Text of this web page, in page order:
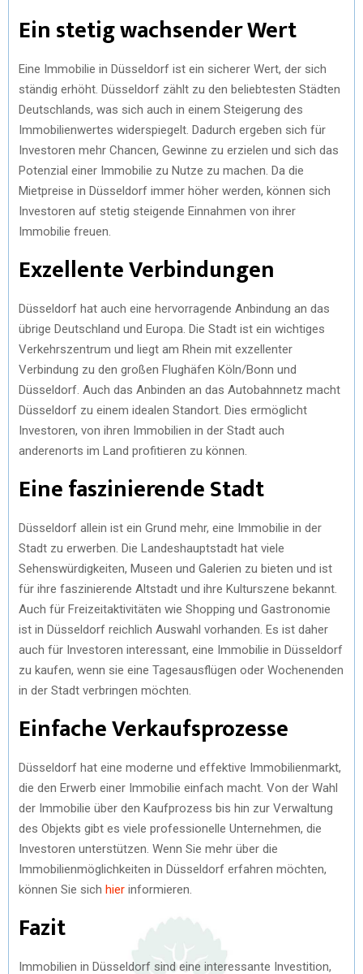
Ein stetig wachsender Wert
Eine Immobilie in Düsseldorf ist ein sicherer Wert, der sich
ständig erhöht. Düsseldorf zählt zu den beliebtesten Städten
Deutschlands, was sich auch in einem Steigerung des
Immobilienwertes widerspiegelt. Dadurch ergeben sich für
Investoren mehr Chancen, Gewinne zu erzielen und sich das
Potenzial einer Immobilie zu Nutze zu machen. Da die
Mietpreise in Düsseldorf immer höher werden, können sich
Investoren auf stetig steigende Einnahmen von ihrer
Immobilie freuen.
Exzellente Verbindungen
Düsseldorf hat auch eine hervorragende Anbindung an das
übrige Deutschland und Europa. Die Stadt ist ein wichtiges
Verkehrszentrum und liegt am Rhein mit exzellenter
Verbindung zu den großen Flughäfen Köln/Bonn und
Düsseldorf. Auch das Anbinden an das Autobahnnetz macht
Düsseldorf zu einem idealen Standort. Dies ermöglicht
Investoren, von ihren Immobilien in der Stadt auch
anderenorts im Land profitieren zu können.
Eine faszinierende Stadt
Düsseldorf allein ist ein Grund mehr, eine Immobilie in der
Stadt zu erwerben. Die Landeshauptstadt hat viele
Sehenswürdigkeiten, Museen und Galerien zu bieten und ist
für ihre faszinierende Altstadt und ihre Kulturszene bekannt.
Auch für Freizeitaktivitäten wie Shopping und Gastronomie
ist in Düsseldorf reichlich Auswahl vorhanden. Es ist daher
auch für Investoren interessant, eine Immobilie in Düsseldorf
zu kaufen, wenn sie eine Tagesausflügen oder Wochenenden
in der Stadt verbringen möchten.
Einfache Verkaufsprozesse
Düsseldorf hat eine moderne und effektive Immobilienmarkt,
die den Erwerb einer Immobilie einfach macht. Von der Wahl
der Immobilie über den Kaufprozess bis hin zur Verwaltung
des Objekts gibt es viele professionelle Unternehmen, die
Investoren unterstützen. Wenn Sie mehr über die
Immobilienmöglichkeiten in Düsseldorf erfahren möchten,
können Sie sich hier informieren.
Fazit
Immobilien in Düsseldorf sind eine interessante Investition,